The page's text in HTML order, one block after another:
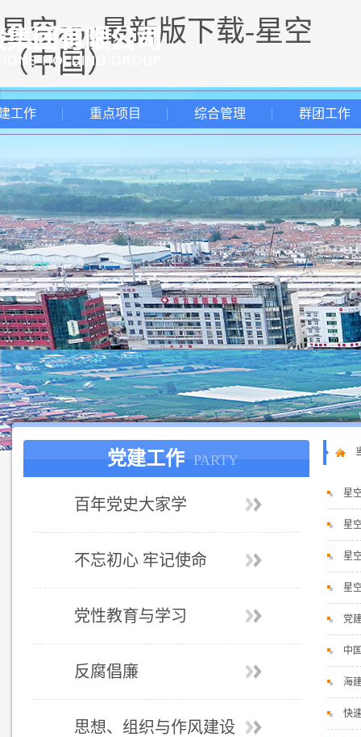
星空app最新版下载-星空
（中国）
工作 重点项目 综合管理 群团工作
党建工作 PARTY
百年党史大家学
不忘初心 牢记使命
党性教育与学习
反腐倡廉
思想、组织与作风建设
星
星
星
星
党
中
海
快